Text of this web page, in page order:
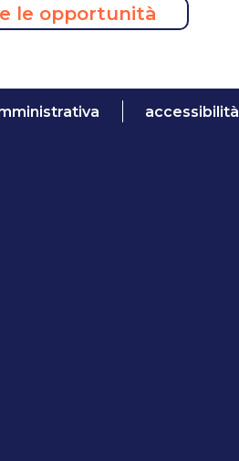
le opportunità
accessibilità